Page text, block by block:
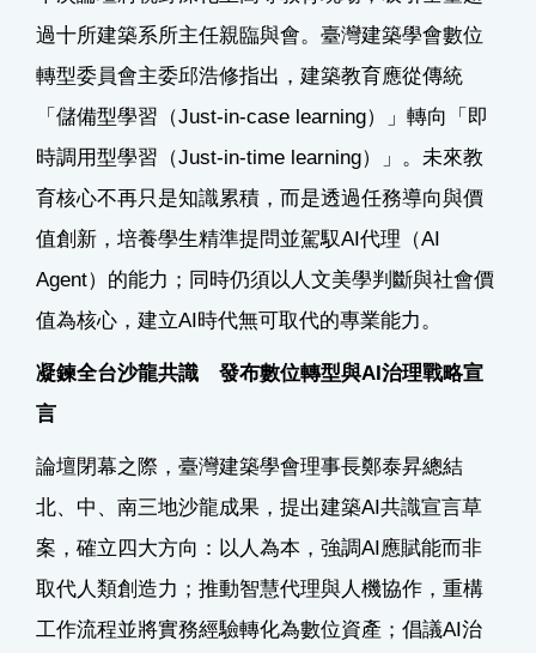
過十所建築系所主任親臨與會。臺灣建築學會數位
轉型委員會主委邱浩修指出，建築教育應從傳統
「儲備型學習（Just-in-case learning）」轉向「即
時調用型學習（Just-in-time learning）」。未來教
育核心不再只是知識累積，而是透過任務導向與價
值創新，培養學生精準提問並駕馭AI代理（AI
Agent）的能力；同時仍須以人文美學判斷與社會價
值為核心，建立AI時代無可取代的專業能力。
凝鍊全台沙龍共識 發布數位轉型與AI治理戰略宣
言
論壇閉幕之際，臺灣建築學會理事長鄭泰昇總結
北、中、南三地沙龍成果，提出建築AI共識宣言草
案，確立四大方向：以人為本，強調AI應賦能而非
取代人類創造力；推動智慧代理與人機協作，重構
工作流程並將實務經驗轉化為數位資產；倡議AI治